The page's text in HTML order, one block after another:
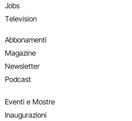
Jobs
Television
Abbonamenti
Magazine
Newsletter
Podcast
Eventi e Mostre
Inaugurazioni